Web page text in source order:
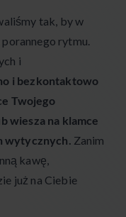
tak, by w
rytmu.
i
i bezkontaktowo
Twojego
wiesza na klamce
wytycznych. Zanim
kawę,
już na Ciebie